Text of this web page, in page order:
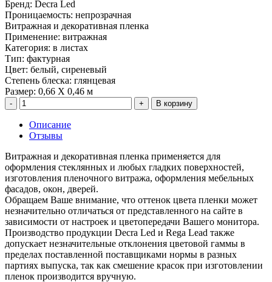
Бренд: Decra Led
Проницаемость: непрозрачная
Витражная и декоративная пленка
Применение: витражная
Категория: в листах
Тип: фактурная
Цвет: белый, сиреневый
Степень блеска: глянцевая
Размер: 0,66 Х 0,46 м
В корзину
Описание
Отзывы
Витражная и декоративная пленка применяется для
оформления стеклянных и любых гладких поверхностей,
изготовления пленочного витража, оформления мебельных
фасадов, окон, дверей.
Обращаем Ваше внимание, что оттенок цвета пленки может
незначительно отличаться от представленного на сайте в
зависимости от настроек и цветопередачи Вашего монитора.
Производство продукции Decra Led и Rega Lead также
допускает незначительные отклонения цветовой гаммы в
пределах поставленной поставщиками нормы в разных
партиях выпуска, так как смешение красок при изготовлении
пленок производится вручную.